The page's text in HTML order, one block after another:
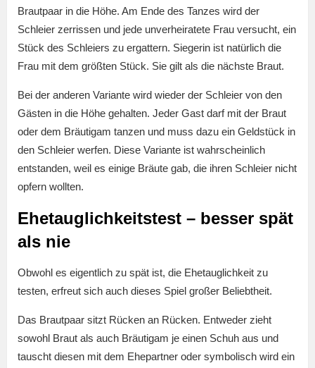
Brautpaar in die Höhe. Am Ende des Tanzes wird der
Schleier zerrissen und jede unverheiratete Frau versucht, ein
Stück des Schleiers zu ergattern. Siegerin ist natürlich die
Frau mit dem größten Stück. Sie gilt als die nächste Braut.
Bei der anderen Variante wird wieder der Schleier von den
Gästen in die Höhe gehalten. Jeder Gast darf mit der Braut
oder dem Bräutigam tanzen und muss dazu ein Geldstück in
den Schleier werfen. Diese Variante ist wahrscheinlich
entstanden, weil es einige Bräute gab, die ihren Schleier nicht
opfern wollten.
Ehetauglichkeitstest – besser spät
als nie
Obwohl es eigentlich zu spät ist, die Ehetauglichkeit zu
testen, erfreut sich auch dieses Spiel großer Beliebtheit.
Das Brautpaar sitzt Rücken an Rücken. Entweder zieht
sowohl Braut als auch Bräutigam je einen Schuh aus und
tauscht diesen mit dem Ehepartner oder symbolisch wird ein